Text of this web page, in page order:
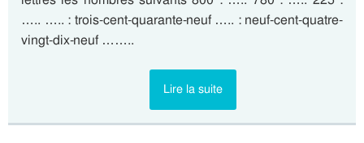
….. ….. : trois-cent-quarante-neuf ….. : neuf-cent-quatre-
vingt-dix-neuf ……..
Lire la suite